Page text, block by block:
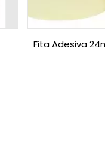
Fita Adesiva